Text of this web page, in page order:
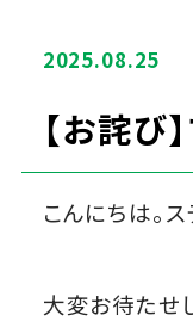
2025.08.25
【お詫び
こんにちは。
大変お待たせ